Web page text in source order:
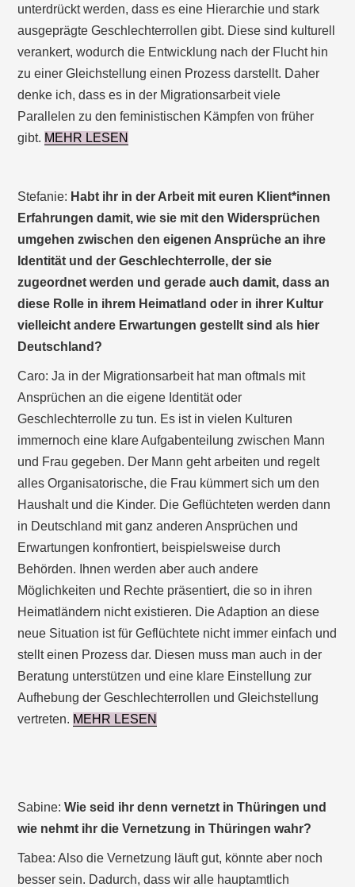
unterdrückt werden, dass es eine Hierarchie und stark
ausgeprägte Geschlechterrollen gibt. Diese sind kulturell
verankert, wodurch die Entwicklung nach der Flucht hin
zu einer Gleichstellung einen Prozess darstellt. Daher
denke ich, dass es in der Migrationsarbeit viele
Parallelen zu den feministischen Kämpfen von früher
gibt. MEHR LESEN
Stefanie: Habt ihr in der Arbeit mit euren Klient*innen
Erfahrungen damit, wie sie mit den Widersprüchen
umgehen zwischen den eigenen Ansprüche an ihre
Identität und der Geschlechterrolle, der sie
zugeordnet werden und gerade auch damit, dass an
diese Rolle in ihrem Heimatland oder in ihrer Kultur
vielleicht andere Erwartungen gestellt sind als hier
Deutschland?
Caro: Ja in der Migrationsarbeit hat man oftmals mit
Ansprüchen an die eigene Identität oder
Geschlechterrolle zu tun. Es ist in vielen Kulturen
immernoch eine klare Aufgabenteilung zwischen Mann
und Frau gegeben. Der Mann geht arbeiten und regelt
alles Organisatorische, die Frau kümmert sich um den
Haushalt und die Kinder. Die Geflüchteten werden dann
in Deutschland mit ganz anderen Ansprüchen und
Erwartungen konfrontiert, beispielsweise durch
Behörden. Ihnen werden aber auch andere
Möglichkeiten und Rechte präsentiert, die so in ihren
Heimatländern nicht existieren. Die Adaption an diese
neue Situation ist für Geflüchtete nicht immer einfach und
stellt einen Prozess dar. Diesen muss man auch in der
Beratung unterstützen und eine klare Einstellung zur
Aufhebung der Geschlechterrollen und Gleichstellung
vertreten. MEHR LESEN
Sabine:Wie seid ihr denn vernetzt in Thüringen und
wie nehmt ihr die Vernetzung in Thüringen wahr?
Tabea: Also die Vernetzung läuft gut, könnte aber noch
besser sein. Dadurch, dass wir alle hauptamtlich